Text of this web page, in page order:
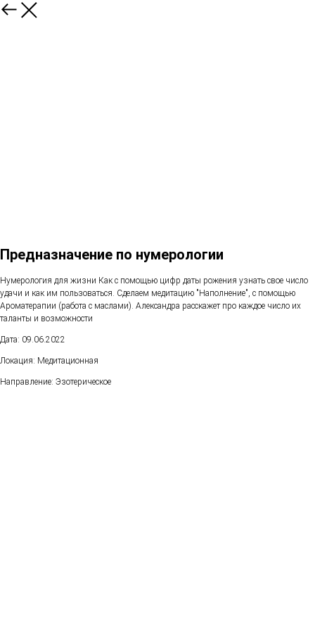
Предназначение по нумерологии
Нумерология для жизни Как с помощью цифр даты рожения узнать свое число
удачи и как им пользоваться. Сделаем медитацию "Наполнение", с помощью
Ароматерапии (работа с маслами). Александра расскажет про каждое число их
таланты и возможности
Дата: 09.06.2022
Локация: Медитационная
Направление: Эзотерическое